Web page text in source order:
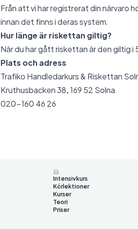
Från att vi har registrerat din närvaro
innan det finns i deras system.
Hur länge är riskettan giltig?
När du har gått riskettan är den giltig i
Plats och adress
Trafiko Handledarkurs & Riskettan
Kruthusbacken 38, 169 52 Solna
020-160 46 26
Intensivkurs
Körlektioner
Kurser
Teori
Priser